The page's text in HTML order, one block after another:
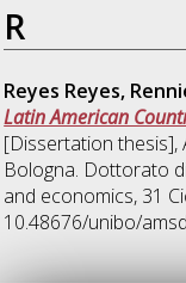
R
Reyes Reyes,
Latin American
[Dissertation thesis],
Bologna. Dottorato
and economics, 31
10.48676/unibo/